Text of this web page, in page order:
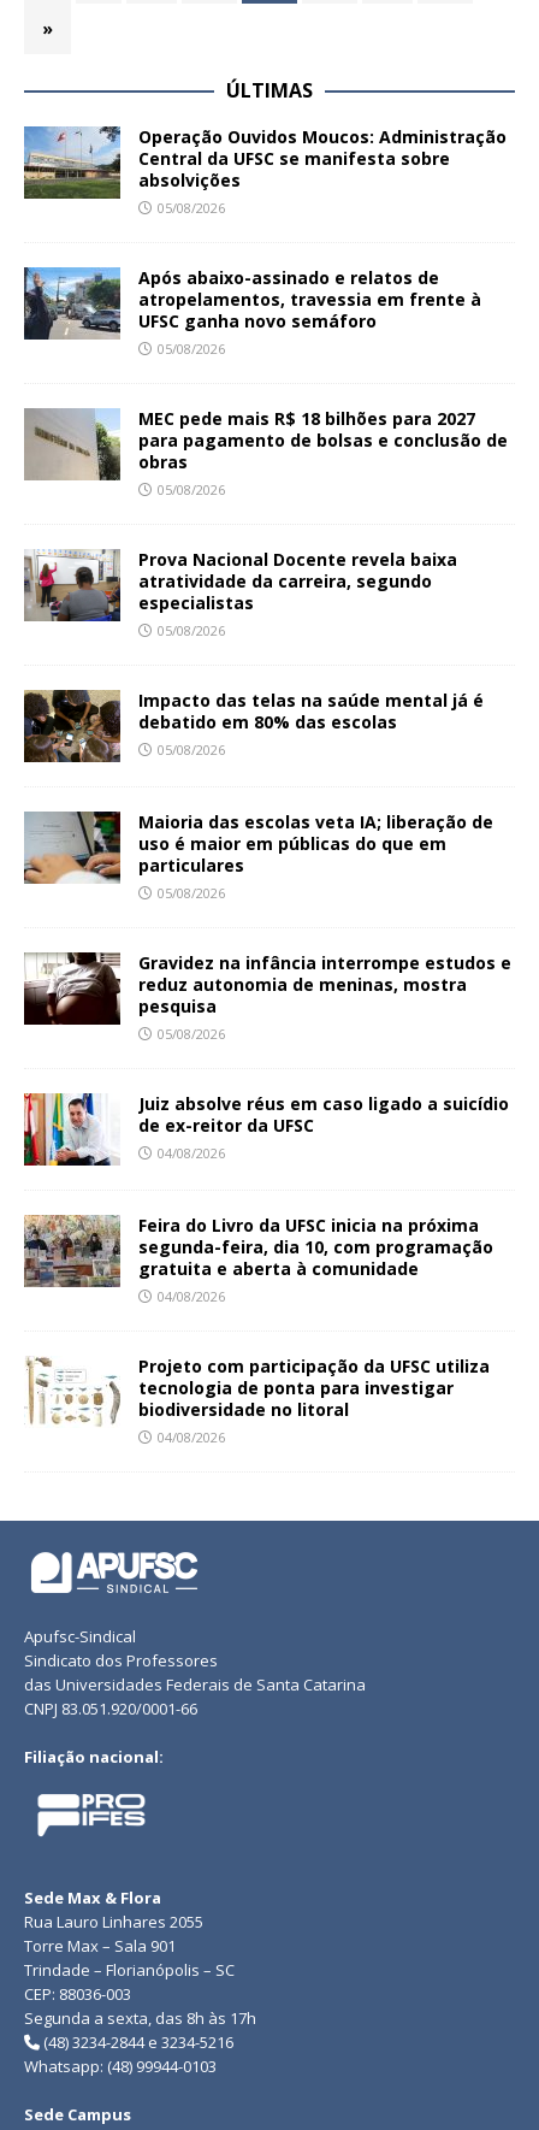
»
ÚLTIMAS
Operação Ouvidos Moucos: Administração
Central da UFSC se manifesta sobre
absolvições
05/08/2026
Após abaixo-assinado e relatos de
atropelamentos, travessia em frente à
UFSC ganha novo semáforo
05/08/2026
MEC pede mais R$ 18 bilhões para 2027
para pagamento de bolsas e conclusão de
obras
05/08/2026
Prova Nacional Docente revela baixa
atratividade da carreira, segundo
especialistas
05/08/2026
Impacto das telas na saúde mental já é
debatido em 80% das escolas
05/08/2026
Maioria das escolas veta IA; liberação de
uso é maior em públicas do que em
particulares
05/08/2026
Gravidez na infância interrompe estudos e
reduz autonomia de meninas, mostra
pesquisa
05/08/2026
Juiz absolve réus em caso ligado a suicídio
de ex-reitor da UFSC
04/08/2026
Feira do Livro da UFSC inicia na próxima
segunda-feira, dia 10, com programação
gratuita e aberta à comunidade
04/08/2026
Projeto com participação da UFSC utiliza
tecnologia de ponta para investigar
biodiversidade no litoral
04/08/2026
Apufsc-Sindical
Sindicato dos Professores
das Universidades Federais de Santa Catarina
CNPJ 83.051.920/0001-66
Filiação nacional:
Sede Max & Flora
Rua Lauro Linhares 2055
Torre Max – Sala 901
Trindade – Florianópolis – SC
CEP: 88036-003
Segunda a sexta, das 8h às 17h
(48) 3234-2844 e 3234-5216
Whatsapp: (48) 99944-0103
Sede Campus